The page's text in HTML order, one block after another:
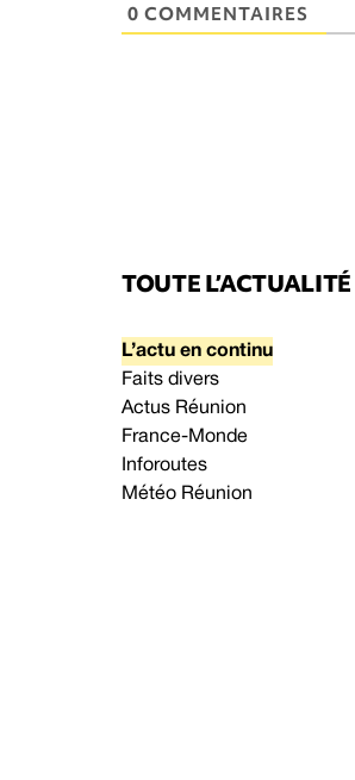
0 COMMENTAIRES
TOUTE L’ACTUALITÉ
L’actu en continu
Faits divers
Actus Réunion
France-Monde
Inforoutes
Météo Réunion